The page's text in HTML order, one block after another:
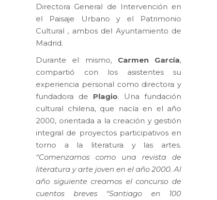
Directora General de Intervención en
el Paisaje Urbano y el Patrimonio
Cultural , ambos del Ayuntamiento de
Madrid.
Durante el mismo, Carmen García,
compartió con los asistentes su
experiencia personal como directora y
fundadora de Plagio. Una fundación
cultural chilena, que nacía en el año
2000, orientada a la creación y gestión
integral de proyectos participativos en
torno a la literatura y las artes.
“Comenzamos como una revista de
literatura y arte joven en el año 2000. Al
año siguiente creamos el concurso de
cuentos breves “Santiago en 100